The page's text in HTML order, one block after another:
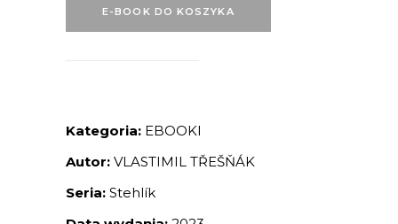
E-BOOK DO KOSZYKA
Kategoria: EBOOKI
Autor: VLASTIMIL TŘEŠŇÁK
Seria: Stehlík